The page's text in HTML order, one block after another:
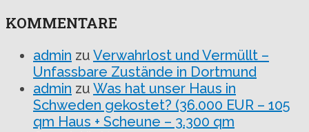
KOMMENTARE
admin zu Verwahrlost und Vermüllt –
Unfassbare Zustände in Dortmund
admin zu Was hat unser Haus in
Schweden gekostet? (36.000 EUR – 105
qm Haus + Scheune – 3.300 qm